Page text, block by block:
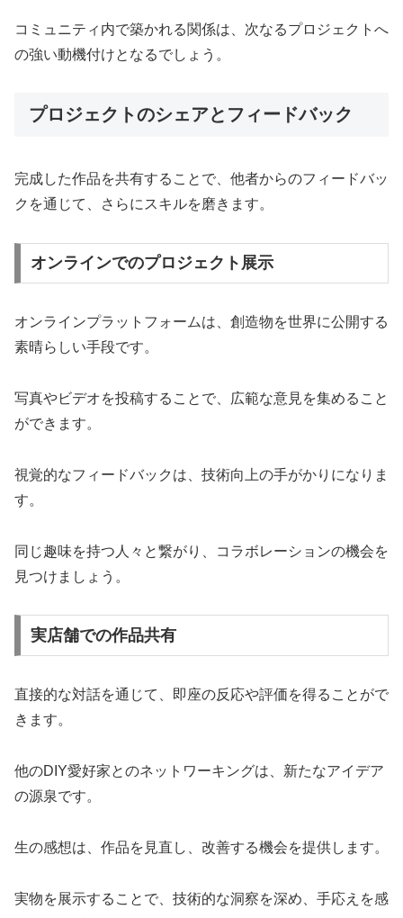
コミュニティ内で築かれる関係は、次なるプロジェクトへ
の強い動機付けとなるでしょう。
プロジェクトのシェアとフィードバック
完成した作品を共有することで、他者からのフィードバッ
クを通じて、さらにスキルを磨きます。
オンラインでのプロジェクト展示
オンラインプラットフォームは、創造物を世界に公開する
素晴らしい手段です。
写真やビデオを投稿することで、広範な意見を集めること
ができます。
視覚的なフィードバックは、技術向上の手がかりになりま
す。
同じ趣味を持つ人々と繋がり、コラボレーションの機会を
見つけましょう。
実店舗での作品共有
直接的な対話を通じて、即座の反応や評価を得ることがで
きます。
他のDIY愛好家とのネットワーキングは、新たなアイデア
の源泉です。
生の感想は、作品を見直し、改善する機会を提供します。
実物を展示することで、技術的な洞察を深め、手応えを感